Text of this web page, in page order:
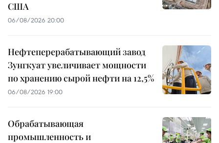
США
06/08/2026 20:00
Нефтеперерабатывающий завод
Зунгкуат увеличивает мощности
по хранению сырой нефти на 12,5%
06/08/2026 19:00
Обрабатывающая
промышленность и